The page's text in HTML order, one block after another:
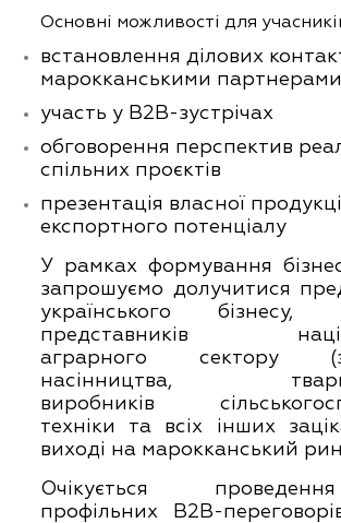
Основні можливості для
встановлення ділових
марокканськими партнерами
участь у B2B-зустрічах
обговорення перспектив
спільних проєктів
презентація власної
експортного потенціалу
У рамках формування
запрошуємо долучитися
українського
представників
аграрного сектору
насінництва,
виробників
техніки та всіх інших
виході на марокканський
Очікується
профільних B2B-